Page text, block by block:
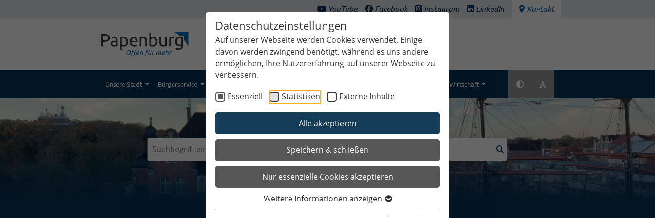
Datenschutzeinstellungen
Auf unserer Webseite werden Cookies verwendet. Einige
davon werden zwingend benötigt, während es uns andere
ermöglichen, Ihre Nutzererfahrung auf unserer Webseite zu
verbessern.
Essenziell
Statistiken Externe Inhalte
Alle akzeptieren
Speichern & schließen
Nur essenzielle Cookies akzeptieren
Weitere Informationen anzeigen
YouTube Facebook Instagram LinkedIn Kontakt
Unsere Stadt Bürgerservice Wirtschaft